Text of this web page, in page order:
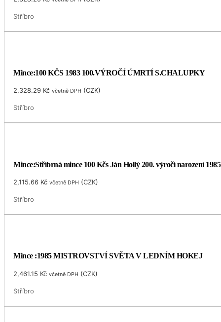
Stříbro
Mince:100 KČS 1983 100.VÝROČÍ ÚMRTÍ S.CHALUPKY
2,328.29 Kč včetně DPH (CZK)
Stříbro
Mince:Stříbrná mince 100 Kčs Ján Hollý 200. výročí narození 1985
2,115.66 Kč včetně DPH (CZK)
Stříbro
Mince :1985 MISTROVSTVÍ SVĚTA V LEDNÍM HOKEJ
2,461.15 Kč včetně DPH (CZK)
Stříbro